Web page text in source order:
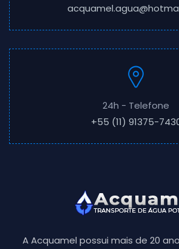
24h - Telefone
+55 (11) 91375-
A Acquamel possui mais de 20